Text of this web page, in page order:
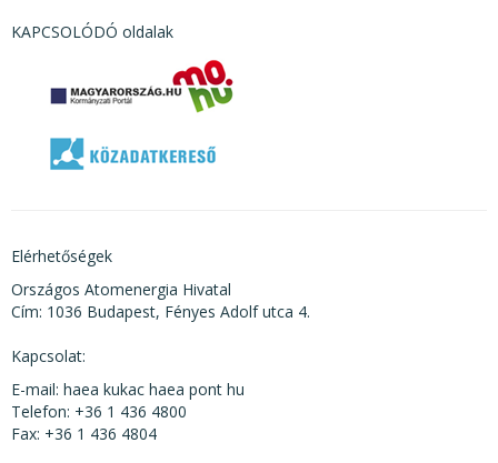
KAPCSOLÓDÓ oldalak
Elérhetőségek
Országos Atomenergia Hivatal
Cím: 1036 Budapest, Fényes Adolf utca 4.
Kapcsolat:
E-mail: haea kukac haea pont hu
Telefon: +36 1 436 4800
Fax: +36 1 436 4804